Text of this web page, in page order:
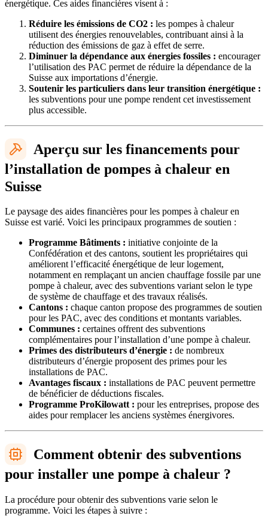
énergétique. Ces aides financières visent à :
Réduire les émissions de CO2 : les pompes à chaleur
utilisent des énergies renouvelables, contribuant ainsi à la
réduction des émissions de gaz à effet de serre.
Diminuer la dépendance aux énergies fossiles : encourager
l’utilisation des PAC permet de réduire la dépendance de la
Suisse aux importations d’énergie.
Soutenir les particuliers dans leur transition énergétique :
les subventions pour une pompe rendent cet investissement
plus accessible.
Aperçu sur les financements pour
l’installation de pompes à chaleur en
Suisse
Le paysage des aides financières pour les pompes à chaleur en
Suisse est varié. Voici les principaux programmes de soutien :
Programme Bâtiments : initiative conjointe de la
Confédération et des cantons, soutient les propriétaires qui
améliorent l’efficacité énergétique de leur logement,
notamment en remplaçant un ancien chauffage fossile par une
pompe à chaleur, avec des subventions variant selon le type
de système de chauffage et des travaux réalisés.
Cantons : chaque canton propose des programmes de soutien
pour les PAC, avec des conditions et montants variables.
Communes : certaines offrent des subventions
complémentaires pour l’installation d’une pompe à chaleur.
Primes des distributeurs d’énergie : de nombreux
distributeurs d’énergie proposent des primes pour les
installations de PAC.
Avantages fiscaux : installations de PAC peuvent permettre
de bénéficier de déductions fiscales.
Programme ProKilowatt : pour les entreprises, propose des
aides pour remplacer les anciens systèmes énergivores.
Comment obtenir des subventions
pour installer une pompe à chaleur ?
La procédure pour obtenir des subventions varie selon le
programme. Voici les étapes à suivre :